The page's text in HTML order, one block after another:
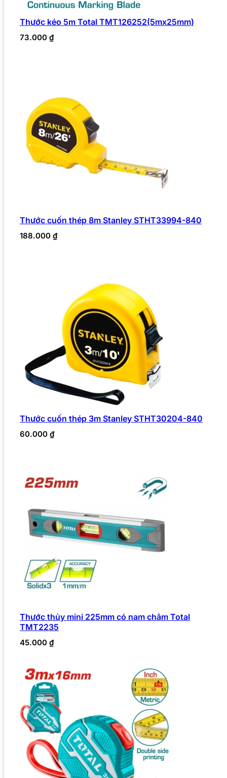
Thước kéo 5m Total TMT126252(5mx25mm)
73.000 ₫
Thước cuốn thép 8m Stanley STHT33994-840
188.000 ₫
Thước cuốn thép 3m Stanley STHT30204-840
60.000 ₫
Thước thủy mini 225mm có nam châm Total
TMT2235
45.000 ₫